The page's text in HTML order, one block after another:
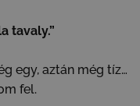
tavaly.”
egy, aztán még tíz…
fel.